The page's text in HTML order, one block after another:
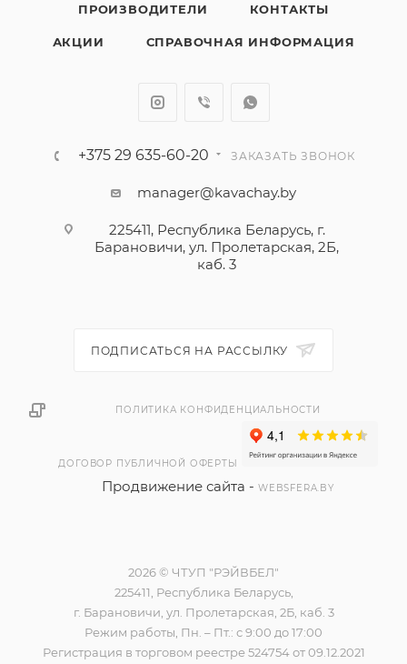
ПРОИЗВОДИТЕЛИ КОНТАКТЫ
АКЦИИ СПРАВОЧНАЯ ИНФОРМАЦИЯ
+375 29 635-60-20 ЗАКАЗАТЬ ЗВОНОК
manager@kavachay.by
225411, Республика Беларусь, г.
Барановичи, ул. Пролетарская, 2Б,
каб. 3
ПОДПИСАТЬСЯ НА РАССЫЛКУ
ПОЛИТИКА КОНФИДЕНЦИАЛЬНОСТИ
ДОГОВОР ПУБЛИЧНОЙ ОФЕРТЫ
Продвижение сайта -WEBSFERA.BY
2026 © ЧТУП "РЭЙВБЕЛ"
225411, Республика Беларусь,
г. Барановичи, ул. Пролетарская, 2Б, каб. 3
Режим работы, Пн. – Пт.: с 9:00 до 17:00
Регистрация в торговом реестре 524754 от 09.12.2021